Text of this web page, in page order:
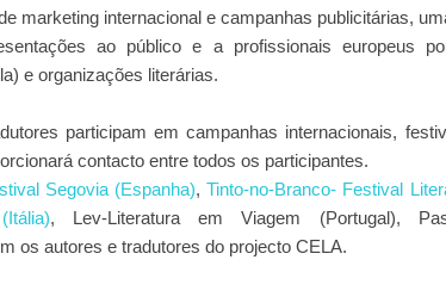
marketing internacional e campanhas publicitárias,
ao público e a profissionais europeus
e organizações literárias.
participam em campanhas internacionais,
contacto entre todos os participantes.
Segovia (Espanha),Tinto-no-Branco- Festival
, Lev-Literatura em Viagem (Portugal),
os autores e tradutores do projecto CELA.